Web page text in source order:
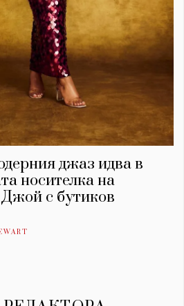
джаз идва в
носителка на
с бутиков